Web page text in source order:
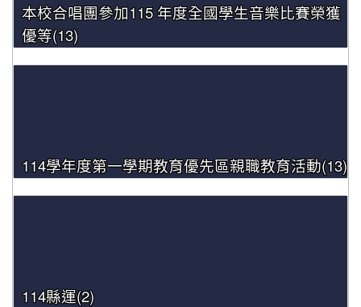
本校合唱團參加115 年度全國學生音樂比賽榮獲
優等(13)
114學年度第一學期教育優先區親職教育活動(13)
114縣運(2)